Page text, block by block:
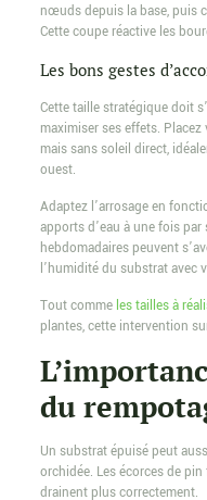
nœuds depuis la base, puis
Cette coupe réactive les
Les bons gestes
Cette taille stratégique doit
maximiser ses effets.
mais sans soleil direct,
ouest.
Adaptez l’arrosage en
apports d’eau à une fois par
hebdomadaires peuvent
l’humidité du substrat avec
Tout comme les tailles à
plantes, cette intervention
du
Un substrat épuisé peut
orchidée. Les écorces de
drainent plus correctement.